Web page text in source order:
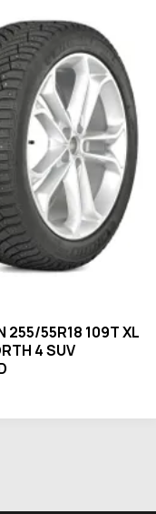
255/55R18 109T XL
4 SUV